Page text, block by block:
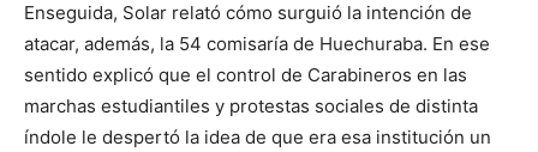
Enseguida, Solar relató cómo surguió la intención de
atacar, además, la 54 comisaría de Huechuraba. En ese
sentido explicó que el control de Carabineros en las
marchas estudiantiles y protestas sociales de distinta
índole le despertó la idea de que era esa institución un